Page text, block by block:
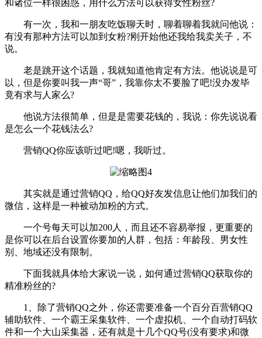
和诸位一样很困惑，用什么方法可以获得女性粉丝?
有一次，我和一朋友吃饭聊天时，聊着聊着我就问他说：
有没有那种方法可以加到女粉?刚开始他还我给我卖关子，不
说。
老是跳开这个话题，我就知道他肯定有方法。他说说是可
以，但是你要叫我一声“哥”，我靠你太不要脸了吧!没办发毕
竟有求与人家么?
他说方法很简单，但是是需要花钱的，我说：你先说说看
是怎么一个花钱法么?
营销QQ你应该听过吧!嗯，我听过。
其实就是通过营销QQ，给QQ好友发信息让他们加我们的
微信，这样是一种被动加粉的方式。
一个号每天可以加200人，而且还不容易举报，更重要的
是你可以在后台设置你要加的人群，包括：年龄段、男女性
别、地域还没有限制。
下面我就具体给大家说一说，如何通过营销QQ获取你的
精准粉丝的?
1、除了营销QQ之外，你还需要准备一个百分百营销QQ
辅助软件、一个霸王采集软件、一个虚拟机、一个自动打码软
件和一个大山采集器，还有就是十几个QQ号(没有要求)和微